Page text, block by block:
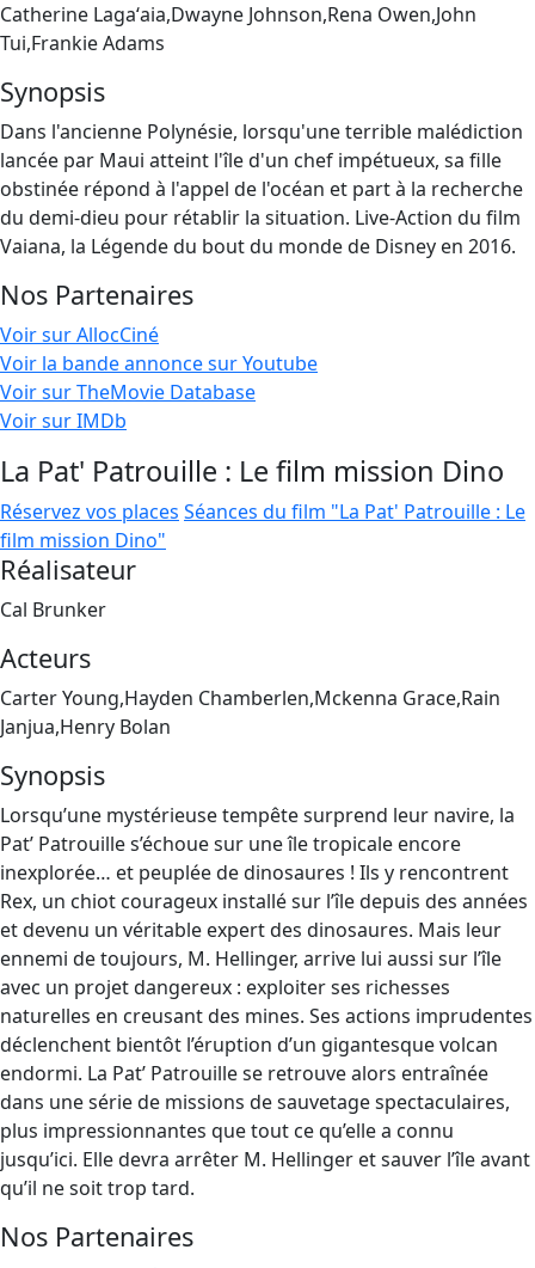
Catherine Lagaʻaia,Dwayne Johnson,Rena Owen,John
Tui,Frankie Adams
Synopsis
Dans l'ancienne Polynésie, lorsqu'une terrible malédiction
lancée par Maui atteint l'île d'un chef impétueux, sa fille
obstinée répond à l'appel de l'océan et part à la recherche
du demi-dieu pour rétablir la situation. Live-Action du film
Vaiana, la Légende du bout du monde de Disney en 2016.
Nos Partenaires
Voir sur AllocCiné
Voir la bande annonce sur Youtube
Voir sur TheMovie Database
Voir sur IMDb
La Pat' Patrouille : Le film mission Dino
Réservez vos places Séances du film "La Pat' Patrouille : Le
film mission Dino"
Réalisateur
Cal Brunker
Acteurs
Carter Young,Hayden Chamberlen,Mckenna Grace,Rain
Janjua,Henry Bolan
Synopsis
Lorsqu’une mystérieuse tempête surprend leur navire, la
Pat’ Patrouille s’échoue sur une île tropicale encore
inexplorée… et peuplée de dinosaures ! Ils y rencontrent
Rex, un chiot courageux installé sur l’île depuis des années
et devenu un véritable expert des dinosaures. Mais leur
ennemi de toujours, M. Hellinger, arrive lui aussi sur l’île
avec un projet dangereux : exploiter ses richesses
naturelles en creusant des mines. Ses actions imprudentes
déclenchent bientôt l’éruption d’un gigantesque volcan
endormi. La Pat’ Patrouille se retrouve alors entraînée
dans une série de missions de sauvetage spectaculaires,
plus impressionnantes que tout ce qu’elle a connu
jusqu’ici. Elle devra arrêter M. Hellinger et sauver l’île avant
qu’il ne soit trop tard.
Nos Partenaires